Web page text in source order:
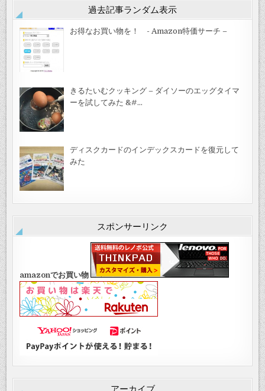
過去記事ランダム表示
お得なお買い物を！ - Amazon特価サーチ –
きるたいむクッキング – ダイソーのエッグタイマ
ーを試してみた &#…
ディスクカードのインデックスカードを復元して
みた
スポンサーリンク
amazonでお買い物
アーカイブ